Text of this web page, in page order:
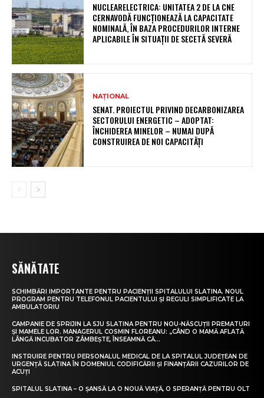
NUCLEARELECTRICA: UNITATEA 2 DE LA CNE
CERNAVODĂ FUNCȚIONEAZĂ LA CAPACITATE
NOMINALĂ, ÎN BAZA PROCEDURILOR INTERNE
APLICABILE ÎN SITUAȚII DE SECETĂ SEVERĂ
NAȚIONAL
SENAT. PROIECTUL PRIVIND DECARBONIZAREA
SECTORULUI ENERGETIC – ADOPTAT:
ÎNCHIDEREA MINELOR – NUMAI DUPĂ
CONSTRUIREA DE NOI CAPACITĂȚI
SĂNĂTATE
SCHIMBĂRI IMPORTANTE PENTRU PACIENȚII SPITALULUI SLATINA. NOUL
PROGRAM PENTRU TELEFONUL PACIENTULUI ȘI REGULI SIMPLIFICATE LA
AMBULATORIU
CAMPANIE DE SPRIJIN LA SJU SLATINA PENTRU NOU-NĂSCUȚII PREMATURI
ȘI MAMELE LOR. MANAGERUL COSMIN FLOREANU: „CÂND O MAMĂ AFLATĂ
LÂNGĂ INCUBATOR ZÂMBEȘTE, ÎNSEAMNĂ CĂ...
INSTRUIRE PENTRU PERSONALUL MEDICAL DE LA SPITALUL JUDEȚEAN DE
URGENȚĂ SLATINA ÎN DOMENIUL CODIFICĂRII ȘI FINANȚĂRII CAZURILOR DE
ACUȚI
SPITALUL SLATINA – O ȘANSĂ LA O NOUĂ VIAȚĂ, O SPERANȚĂ PENTRU OLT